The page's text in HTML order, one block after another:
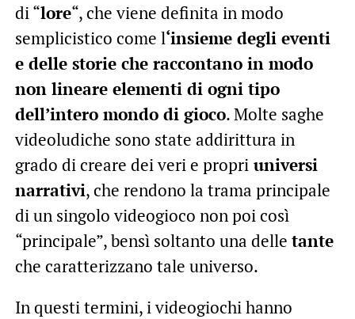
di “lore“, che viene definita in modo
semplicistico come l‘insieme degli eventi
e delle storie che raccontano in modo
non lineare elementi di ogni tipo
dell’intero mondo di gioco. Molte saghe
videoludiche sono state addirittura in
grado di creare dei veri e propriuniversi
narrativi, che rendono la trama principale
di un singolo videogioco non poi così
“principale”, bensì soltanto una delle tante
che caratterizzano tale universo.
In questi termini, i videogiochi hanno